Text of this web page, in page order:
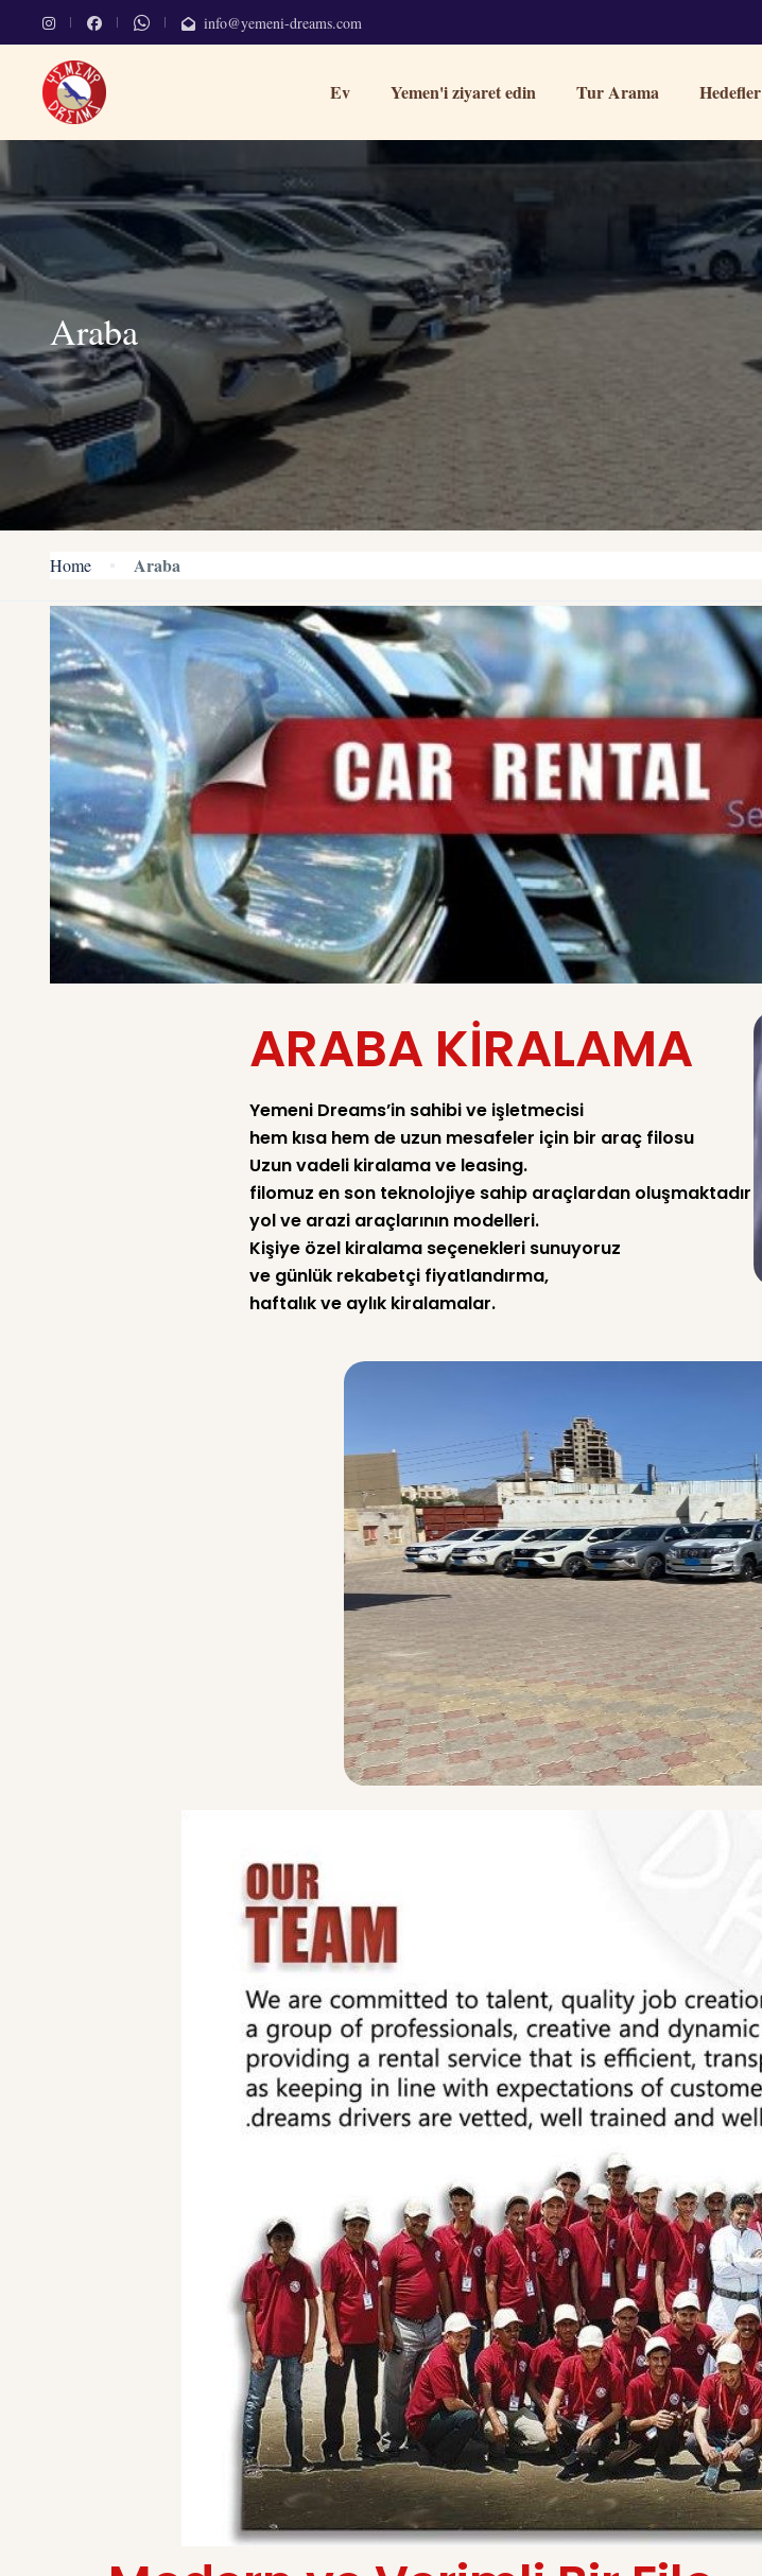
info@yemeni-dreams.com
Ev Yemen'i ziyaret edin Tur Arama Hedefler
Araba
Home Araba
ARABA KIRALAMA
Yemeni Dreams’in sahibi ve işletmecisi
hem kısa hem de uzun mesafeler için bir araç filosu
Uzun vadeli kiralama ve leasing.
filomuz en son teknolojiye sahip araçlardan oluşmaktadır
yol ve arazi araçlarının modelleri.
Kişiye özel kiralama seçenekleri sunuyoruz
ve günlük rekabetçi fiyatlandırma,
haftalık ve aylık kiralamalar.